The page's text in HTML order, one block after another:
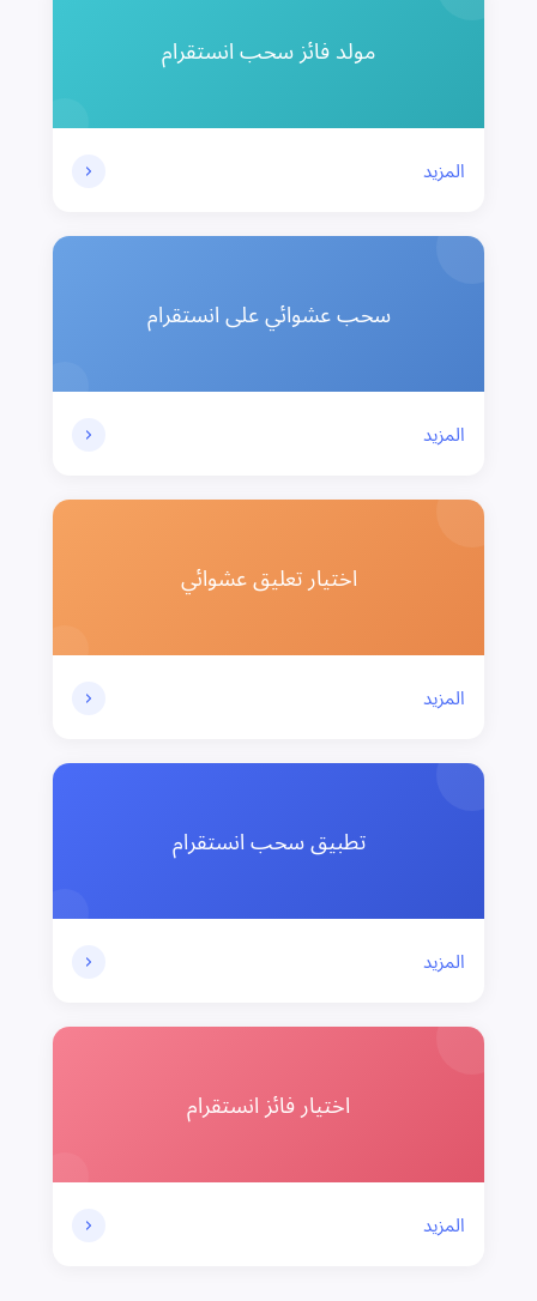
مولد فائز سحب انستقرام
المزيد
سحب عشوائي على انستقرام
المزيد
اختيار تعليق عشوائي
المزيد
تطبيق سحب انستقرام
المزيد
اختيار فائز انستقرام
المزيد